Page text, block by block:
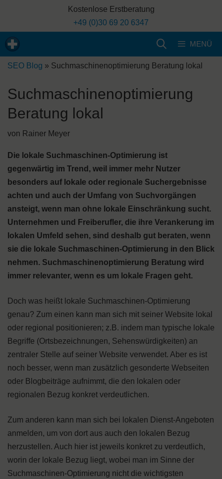
Kostenlose Erstberatung
+49 (0)30 69 20 6347
MENÜ
SEO Blog » Suchmaschinenoptimierung Beratung lokal
Suchmaschinenoptimierung
Beratung lokal
von Rainer Meyer
Die lokale Suchmaschinen-Optimierung ist
gegenwärtig im Trend, weil immer mehr Nutzer
besonders auf lokale oder regionale Suchergebnisse
achten und auch der Umfang von Suchvorgängen
ansteigt, wenn man ohne lokale Einschränkung sucht.
Unternehmen und Freiberufler, die ihre Verankerung im
lokalen Umfeld sehen, sind deshalb gut beraten, wenn
sie die lokale Suchmaschinen-Optimierung in den Blick
nehmen. Suchmaschinenoptimierung Beratung wird
immer relevanter, wenn es um lokale Fragen geht.
Doch was heißt lokale Suchmaschinen-Optimierung
genau? Zum einen kann man sich mit seiner Website lokal
oder regional positionieren; z.B. indem man typische lokale
Begriffe (Ortsbezeichnungen, Sehenswürdigkeiten) an
zentraler Stelle auf seiner Website verwendet. Aber es ist
noch besser, wenn man zusätzlich gesonderte Webseiten
oder Blogbeiträge aufnimmt, die den lokalen oder
regionalen Bezug konkret verdeutlichen.
Zum anderen kann man sich bei lokalen Dienst-Angeboten
anmelden, um von dort aus auch den lokalen Bezug
herzustellen. Auch hier ist jeweils konkret zu verdeutlich,
worin der lokale Bezug liegt, wobei man im Sinne der
Suchmaschinen-Optimierung nicht die wichtigsten